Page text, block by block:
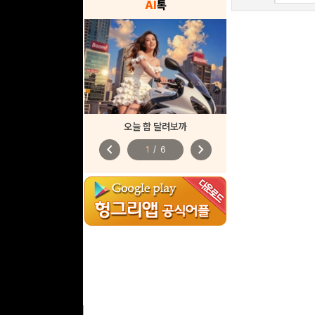
AI톡
오늘 함 달려보까
chevron_left 1 / 6 chevron_right